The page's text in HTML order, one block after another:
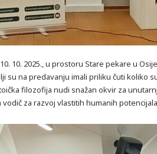
10. 2025., u prostoru Stare pekare u
su na predavanju imali priliku čuti koliko
filozofija nudi snažan okvir za
za razvoj vlastitih humanih